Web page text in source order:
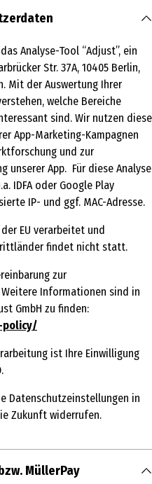
Analyse-Tool “Adjust”, ein
Str. 37A, 10405 Berlin,
Mit der Auswertung Ihrer
welche Bereiche
sind. Wir nutzen diese
App-Marketing-Kampagnen
und zur
unserer App. Für diese Analyse
IDFA oder Google Play
IP- und ggf. MAC-Adresse.
EU verarbeitet und
findet nicht statt.
zur
Informationen sind in
GmbH zu finden:
policy/
ist Ihre Einwilligung
Datenschutzeinstellungen in
Zukunft widerrufen.
MüllerPay